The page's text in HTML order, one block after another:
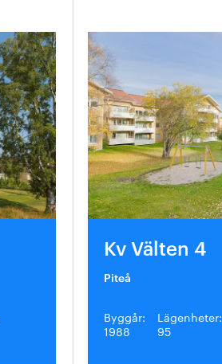
Kv Välten 4
Piteå
Byggår:
1988
Lägenheter:
95